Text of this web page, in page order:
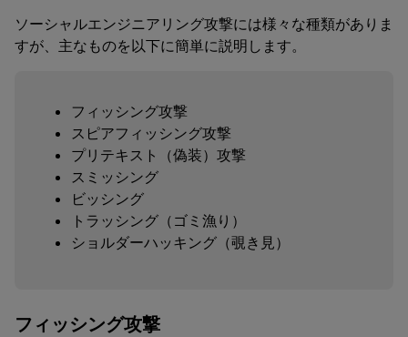
ソーシャルエンジニアリング攻撃には様々な種類がありま
すが、主なものを以下に簡単に説明します。
フィッシング攻撃
スピアフィッシング攻撃
プリテキスト（偽装）攻撃
スミッシング
ビッシング
トラッシング（ゴミ漁り）
ショルダーハッキング（覗き見）
フィッシング攻撃